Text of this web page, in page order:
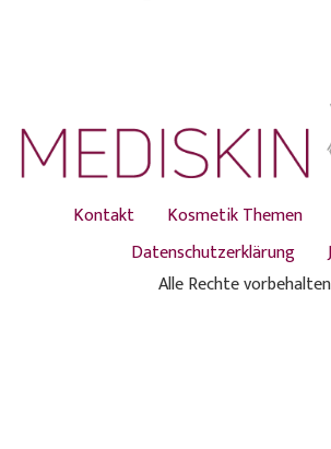
Kontakt Kosmetik Themen
Datenschutzerklärung
Alle Rechte vorbehalten